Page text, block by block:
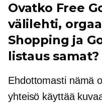
Ovatko Free
välilehti,
Shopping ja
listaus samat?
Ehdottomasti nämä
yhteisö käyttää